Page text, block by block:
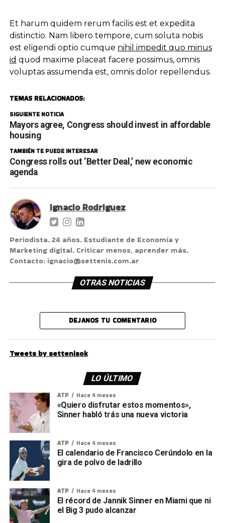
Et harum quidem rerum facilis est et expedita
distinctio. Nam libero tempore, cum soluta nobis
est eligendi optio cumque nihil impedit quo minus
id quod maxime placeat facere possimus, omnis
voluptas assumenda est, omnis dolor repellendus.
TEMAS RELACIONADOS:
SIGUIENTE NOTICIA
Mayors agree, Congress should invest in affordable
housing
TAMBIÉN TE PUEDE INTERESAR
Congress rolls out ‘Better Deal,’ new economic
agenda
Ignacio Rodriguez
Periodista. 24 años. Estudiante de Economía y
Marketing digital. Criticar menos, aprender más.
Contacto: ignacio@settenis.com.ar
OTRAS NOTICIAS
DEJANOS TU COMENTARIO
Tweets by settenisok
LO ÚLTIMO
ATP Hace 4 meses
«Quiero disfrutar estos momentos»,
Sinner habló trás una nueva victoria
ATP Hace 4 meses
El calendario de Francisco Cerúndolo en la
gira de polvo de ladrillo
ATP Hace 4 meses
El récord de Jannik Sinner en Miami que ni
el Big 3 pudo alcanzar